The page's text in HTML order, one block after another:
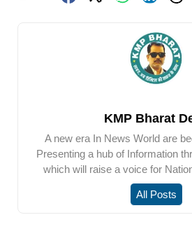
KMP Bharat
A new era In News World are
Presenting a hub of Information
which will raise a voice for
All Posts